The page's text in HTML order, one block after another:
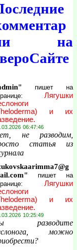
на
пишет на
Лягушки
и их
06:47:46
не разводим,
статья из
пишет на
Лягушки
и их
10:25:49
разводите
можно